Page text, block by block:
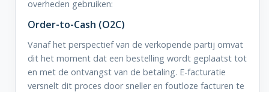
overheden gebruiken:
Order-to-Cash (O2C)
Vanaf het perspectief van de verkopende partij omvat
dit het moment dat een bestelling wordt geplaatst tot
en met de ontvangst van de betaling. E-facturatie
versnelt dit proces door sneller en foutloze facturen te